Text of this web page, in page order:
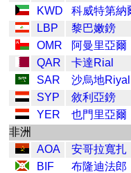
KWD
科威特第納
LBP
黎巴嫩鎊
OMR
阿曼里亞爾
QAR
卡達Rial
SAR
沙烏地Riyal
SYP
敘利亞鎊
YER
也門里亞爾
非洲
AOA
安哥拉寬扎
BIF
布隆迪法郎